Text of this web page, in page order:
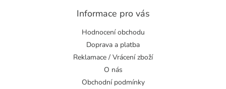
Informace pro vás
Hodnocení obchodu
Doprava a platba
Reklamace / Vrácení zboží
O nás
Obchodní podmínky